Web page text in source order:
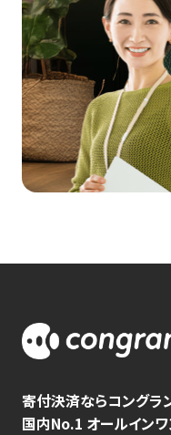
寄付決済ならコングラ
国内No.1 オールイン